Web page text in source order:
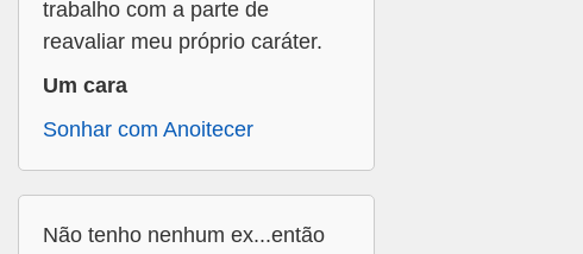
trabalho com a parte de
reavaliar meu próprio caráter.
Um cara
Sonhar com Anoitecer
Não tenho nenhum ex...então